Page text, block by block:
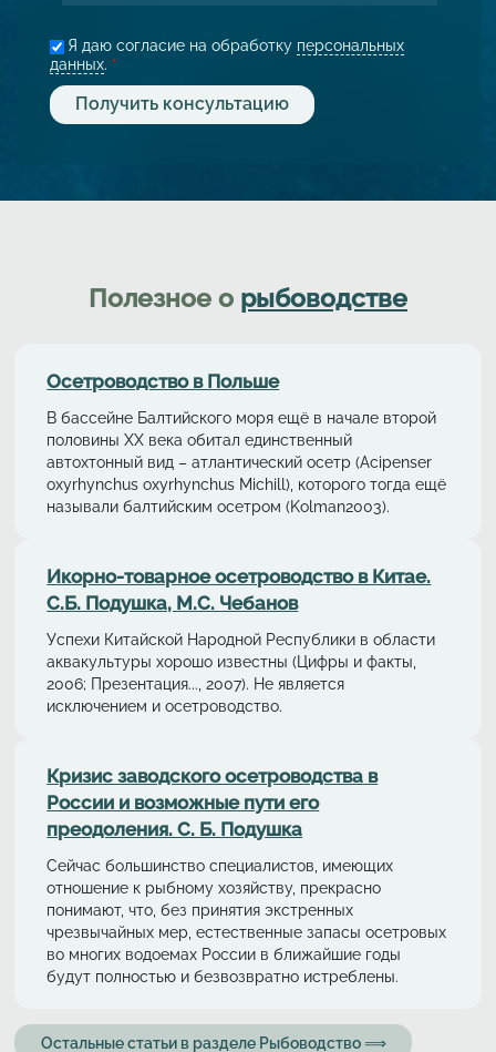
Я даю согласие на обработку персональных
данных. *
Полезное о рыбоводстве
Осетрoводствo в Польше
В бассейне Балтийского моря ещё в начале второй
половины ХХ века обитал единственный
автохтонный вид – aтлaнтичеcкий осетр (Acipenser
oxyrhynchus oxyrhynchus Michill), которого тогда ещё
называли балтийским осетром (Kolman2003).
Икорно-товарное осетроводство в Китае.
С.Б. Подушка, М.С. Чебанов
Успехи Китайской Народной Республики в области
аквакультуры хорошо известны (Цифры и факты,
2006; Презентация..., 2007). Не является
исключением и осетроводство.
Кризис заводского осетроводства в
России и возможные пути его
преодоления. С. Б. Подушка
Сейчас большинство специалистов, имеющих
отношение к рыбному хозяйству, прекрасно
понимают, что, без принятия экстренных
чрезвычайных мер, естественные запасы осетровых
во многих водоемах России в ближайшие годы
будут полностью и безвозвратно истреблены.
Остальные статьи в разделе Рыбоводство ⟹